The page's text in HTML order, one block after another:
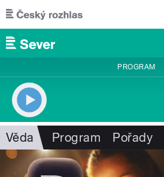
Přejít k hlavnímu obsahu
PROGRAM
Věda Program Pořady